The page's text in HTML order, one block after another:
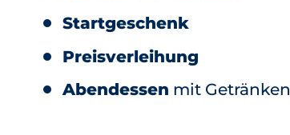
Startgeschenk
Preisverleihung
Abendessen mit Getränken